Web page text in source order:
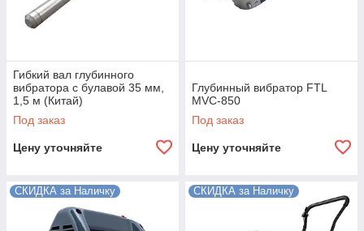
Гибкий вал глубинного
вибратора с булавой 35 мм,
1,5 м (Китай)
Под заказ
Цену уточняйте
Глубинный вибратор FTL
MVC-850
Под заказ
Цену уточняйте
СКИДКА за Наличку СКИДКА за Наличку